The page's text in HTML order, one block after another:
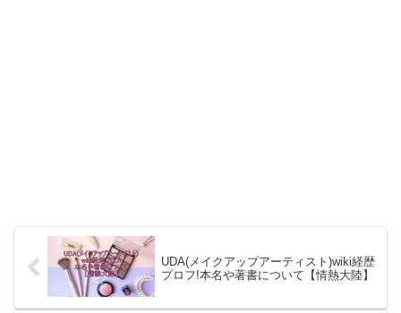
UDA(メイクアップアーティスト)wiki経歴
プロフ!本名や著書について【情熱大陸】